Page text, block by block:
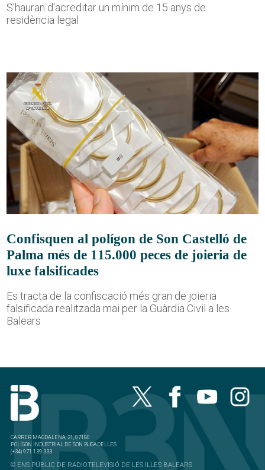
S'hauran d'acreditar un mínim de 15 anys de
residència legal
Confisquen al polígon de Son Castelló de
Palma més de 115.000 peces de joieria de
luxe falsificades
Es tracta de la confiscació més gran de joieria
falsificada realitzada mai per la Guàrdia Civil a les
Balears
CARRER MAGDALENA, 21, 07180
POLÍGON INDUSTRIAL DE SON BUGADELLES
(+34) 971 139 333
© ENS PÚBLIC DE RADIOTELEVISIÓ DE LES ILLES BALEARS